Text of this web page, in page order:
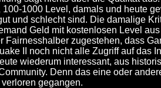
100-1000 Level, damals und heute
und schlecht sind. Die damalige
Geld mit kostenlosen Level
Fairnesshalber zugestehen, dass
II noch nicht alle Zugriff auf das
wiederum interessant, aus
Denn das eine oder
gegangen.